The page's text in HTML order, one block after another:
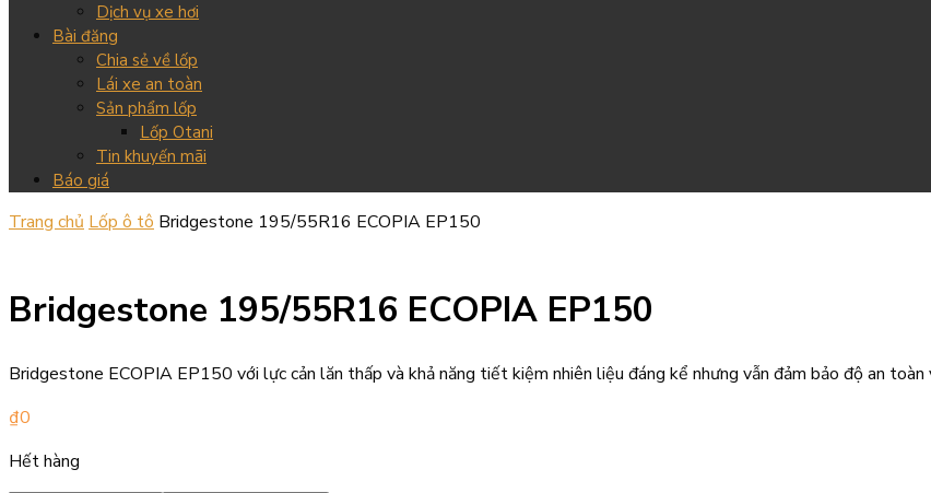
Dịch vụ xe hơi
Bài đăng
Chia sẻ về lốp
Lái xe an toàn
Sản phẩm lốp
Lốp Otani
Tin khuyến mãi
Báo giá
Trang chủ Lốp ô tô Bridgestone 195/55R16 ECOPIA EP150
Bridgestone 195/55R16 ECOPIA EP150
Bridgestone ECOPIA EP150 với lực cản lăn thấp và khả năng tiết kiệm nhiên liệu đáng kể nhưng vẫn đảm bảo độ an
₫0
Hết hàng